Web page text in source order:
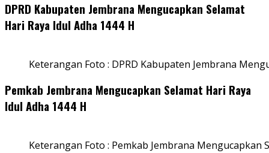
DPRD Kabupaten Jembrana Mengucapkan Selamat
Hari Raya Idul Adha 1444 H
Keterangan Foto : DPRD Kabupaten Jembrana
Pemkab Jembrana Mengucapkan Selamat Hari Raya
Idul Adha 1444 H
Keterangan Foto : Pemkab Jembrana Mengucapkan